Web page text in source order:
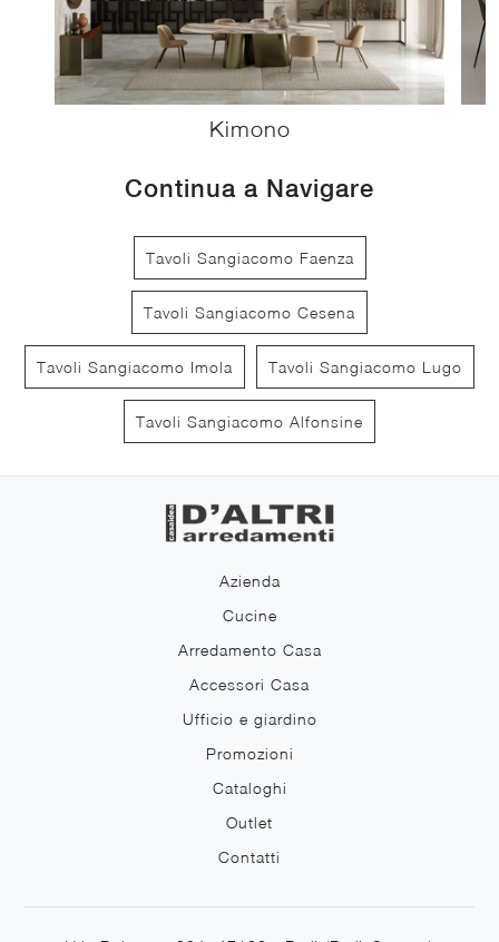
Kimono
Continua a Navigare
Tavoli Sangiacomo Faenza
Tavoli Sangiacomo Cesena
Tavoli Sangiacomo Imola Tavoli Sangiacomo Lugo
Tavoli Sangiacomo Alfonsine
Azienda
Cucine
Arredamento Casa
Accessori Casa
Ufficio e giardino
Promozioni
Cataloghi
Outlet
Contatti